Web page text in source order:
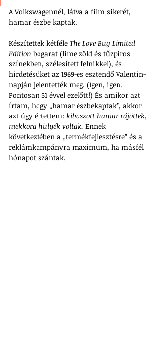
A Volkswagennél, látva a film sikerét,
hamar észbe kaptak.
Készítettek kétféle The Love Bug Limited
Edition bogarat (lime zöld és tűzpiros
színekben, szélesített felnikkel), és
hirdetésüket az 1969-es esztendő Valentin-
napján jelentették meg. (Igen, igen.
Pontosan 51 évvel ezelőtt!) És amikor azt
írtam, hogy „hamar észbekaptak”, akkor
azt úgy értettem: kibaszott hamar rájöttek,
mekkora hülyék voltak. Ennek
következtében a „termékfejlesztésre” és a
reklámkampányra maximum, ha másfél
hónapot szántak.